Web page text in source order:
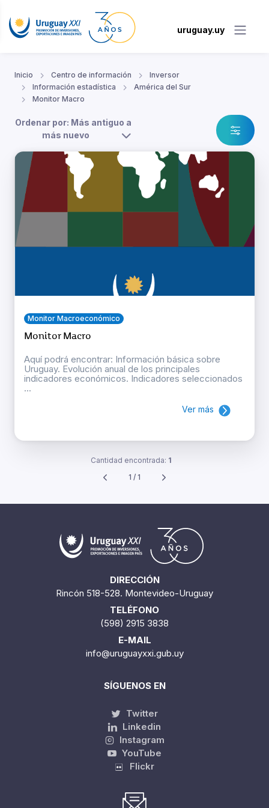
uruguay.uy
Inicio Centro de información
Inversor
Información estadística
América del Sur
Monitor Macro
Ordenar por: Más antiguo a
más nuevo
Monitor Macroeconómico
Monitor Macro
Aquí podrá encontrar: Información básica sobre
Uruguay. Evolución anual de los principales
indicadores económicos. Indicadores seleccionados
...
Ver más
Cantidad encontrada: 1
1 / 1
DIRECCIÓN
Rincón 518-528. Montevideo-Uruguay
TELÉFONO
(598) 2915 3838
E-MAIL
info@uruguayxxi.gub.uy
SÍGUENOS EN
Twitter
Linkedin
Instagram
YouTube
Flickr